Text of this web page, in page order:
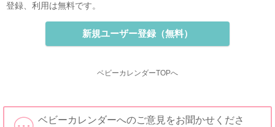
登録、利用は無料です。
新規ユーザー登録（無料）
ベビーカレンダーTOPへ
ベビーカレンダーへのご意見をお聞かせくださ